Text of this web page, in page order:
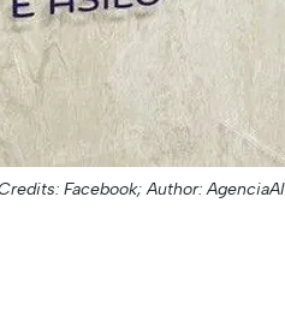
Facebook; Author: